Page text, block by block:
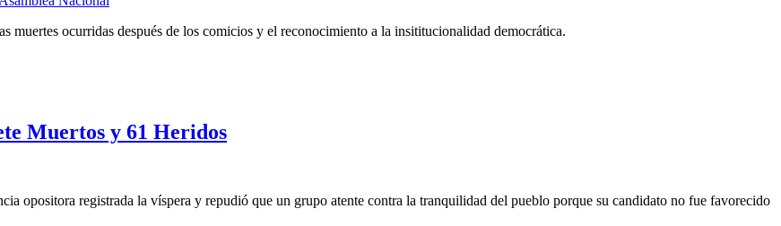
ocurridas después de los comicios y el reconocimiento a la insititucionalidad democrática.
Muertos y 61 Heridos
opositora registrada la víspera y repudió que un grupo atente contra la tranquilidad del pueblo porque su candidato no fue favorecido